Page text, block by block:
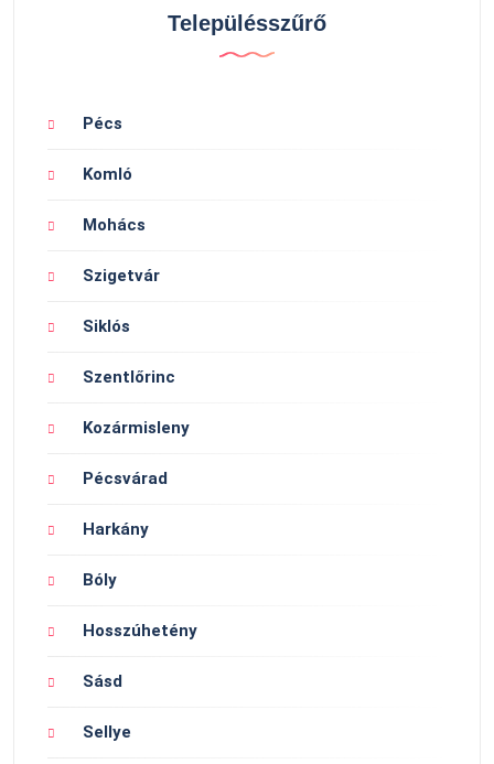
Településszűrő
Pécs
Komló
Mohács
Szigetvár
Siklós
Szentlőrinc
Kozármisleny
Pécsvárad
Harkány
Bóly
Hosszúhetény
Sásd
Sellye